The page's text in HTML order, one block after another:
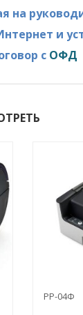
на
и
с ОФД
РР-04Ф